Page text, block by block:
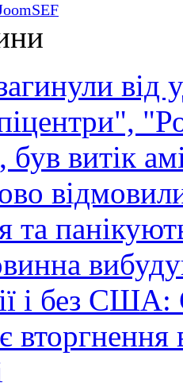
від
був витік
та
і без США:
вторгнення